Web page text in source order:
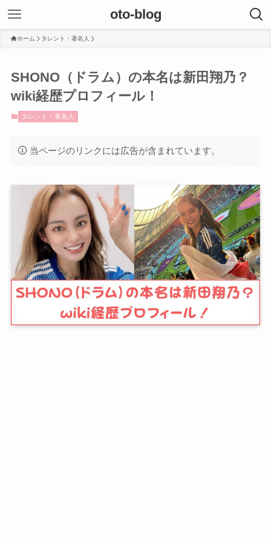
oto-blog
ホーム タレント・著名人
SHONO（ドラム）の本名は新田翔乃？
wiki経歴プロフィール！
タレント・著名人
当ページのリンクには広告が含まれています。